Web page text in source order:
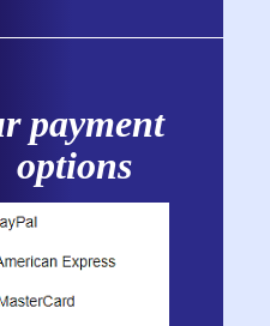
payment
options